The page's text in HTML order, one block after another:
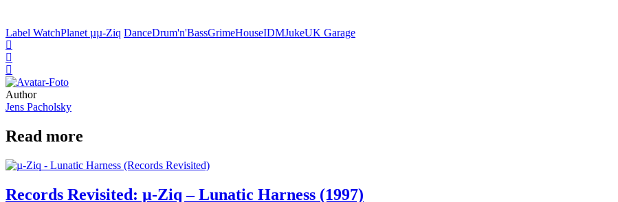
Label WatchPlanet µµ-Ziq DanceDrum'n'BassGrimeHouseIDMJukeUK Garage
Author
Jens Pacholsky
Read more
Records Revisited: µ-Ziq – Lunatic Harness (1997)